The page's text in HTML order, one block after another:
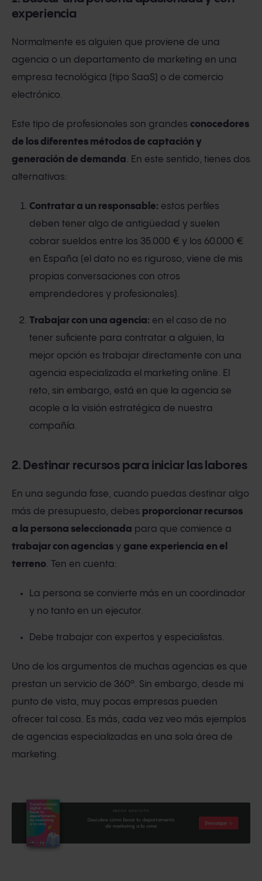
experiencia
Normalmente es alguien que proviene de una
agencia o un departamento de marketing en una
empresa tecnológica (tipo SaaS) o de comercio
electrónico.
Este tipo de profesionales son grandes conocedores
de los diferentes métodos de captación y
generación de demanda. En este sentido, tienes dos
alternativas:
Contratar a un responsable: estos perfiles
deben tener algo de antigüedad y suelen
cobrar sueldos entre los 35.000 € y los 60.000 €
en España (el dato no es riguroso, viene de mis
propias conversaciones con otros
emprendedores y profesionales).
Trabajar con una agencia: en el caso de no
tener suficiente para contratar a alguien, la
mejor opción es trabajar directamente con una
agencia especializada el marketing online. El
reto, sin embargo, está en que la agencia se
acople a la visión estratégica de nuestra
compañía.
2. Destinar recursos para iniciar las labores
En una segunda fase, cuando puedas destinar algo
más de presupuesto, debes proporcionar recursos
a la persona seleccionada para que comience a
trabajar con agencias y gane experiencia en el
terreno. Ten en cuenta:
La persona se convierte más en un coordinador
y no tanto en un ejecutor.
Debe trabajar con expertos y especialistas.
Uno de los argumentos de muchas agencias es que
prestan un servicio de 360º. Sin embargo, desde mi
punto de vista, muy pocas empresas pueden
ofrecer tal cosa. Es más, cada vez veo más ejemplos
de agencias especializadas en una sola área de
marketing.